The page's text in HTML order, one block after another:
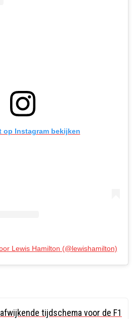
op Instagram bekijken
Lewis Hamilton (@lewishamilton)
tijdschema voor de F1